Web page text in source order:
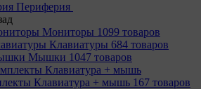
Периферия
Мониторы 1099 товаров
Клавиатуры 684 товаров
Мышки 1047 товаров
Клавиатура + мышь 167 товаров